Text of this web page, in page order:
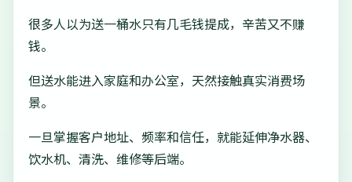
很多人以为送一桶水只有几毛钱提成，辛苦又不赚
钱。
但送水能进入家庭和办公室，天然接触真实消费场
景。
一旦掌握客户地址、频率和信任，就能延伸净水器、
饮水机、清洗、维修等后端。